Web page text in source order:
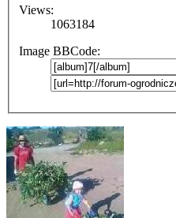
Views:
1063184
Image BBCode: